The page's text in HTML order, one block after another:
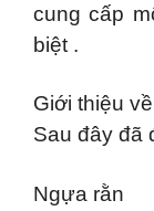
cung cấp
biệt .
Giới thiệu
Sau đây đã
Ngựa rằn